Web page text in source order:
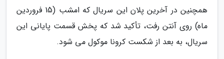
همچنین در آخرین پلان این سریال که امشب (15 فروردین
ماه) روی آنتن رفت، تأکید شد که پخش قسمت پایانی این
سریال، به بعد از شکست کرونا موکول می شود.